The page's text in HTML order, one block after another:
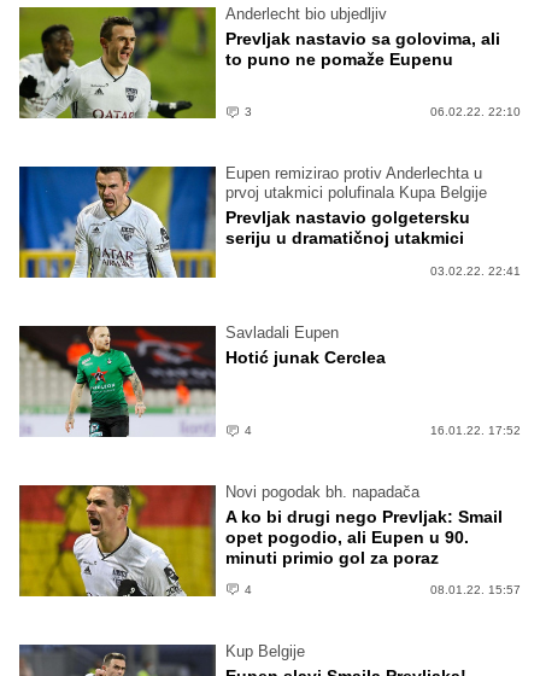
Anderlecht bio ubjedljiv
Prevljak nastavio sa golovima, ali
to puno ne pomaže Eupenu
3 06.02.22. 22:10
Eupen remizirao protiv Anderlechta u
prvoj utakmici polufinala Kupa Belgije
Prevljak nastavio golgetersku
seriju u dramatičnoj utakmici
03.02.22. 22:41
Savladali Eupen
Hotić junak Cerclea
4 16.01.22. 17:52
Novi pogodak bh. napadača
A ko bi drugi nego Prevljak: Smail
opet pogodio, ali Eupen u 90.
minuti primio gol za poraz
4 08.01.22. 15:57
Kup Belgije